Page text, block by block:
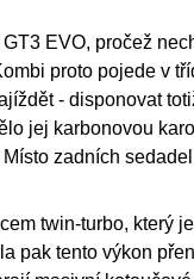
EVO, pročež
proto pojede v
- disponovat
jej karbonovou
zadních
twin-turbo, který
pak tento výkon